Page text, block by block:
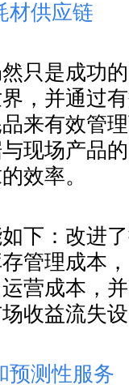
材供应链
只是成功
，并通过
来有效管
现场产品
效率。
下：改进
管理成本
营成本，
收益流失
预测性服务